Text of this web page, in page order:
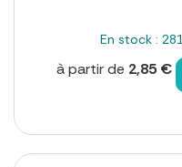
En stock :
à partir de 2,85 €